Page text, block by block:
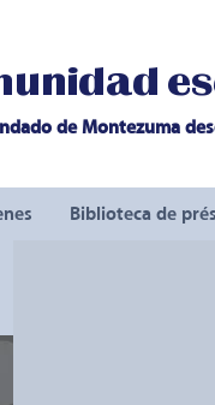
de Montezuma
Biblioteca de